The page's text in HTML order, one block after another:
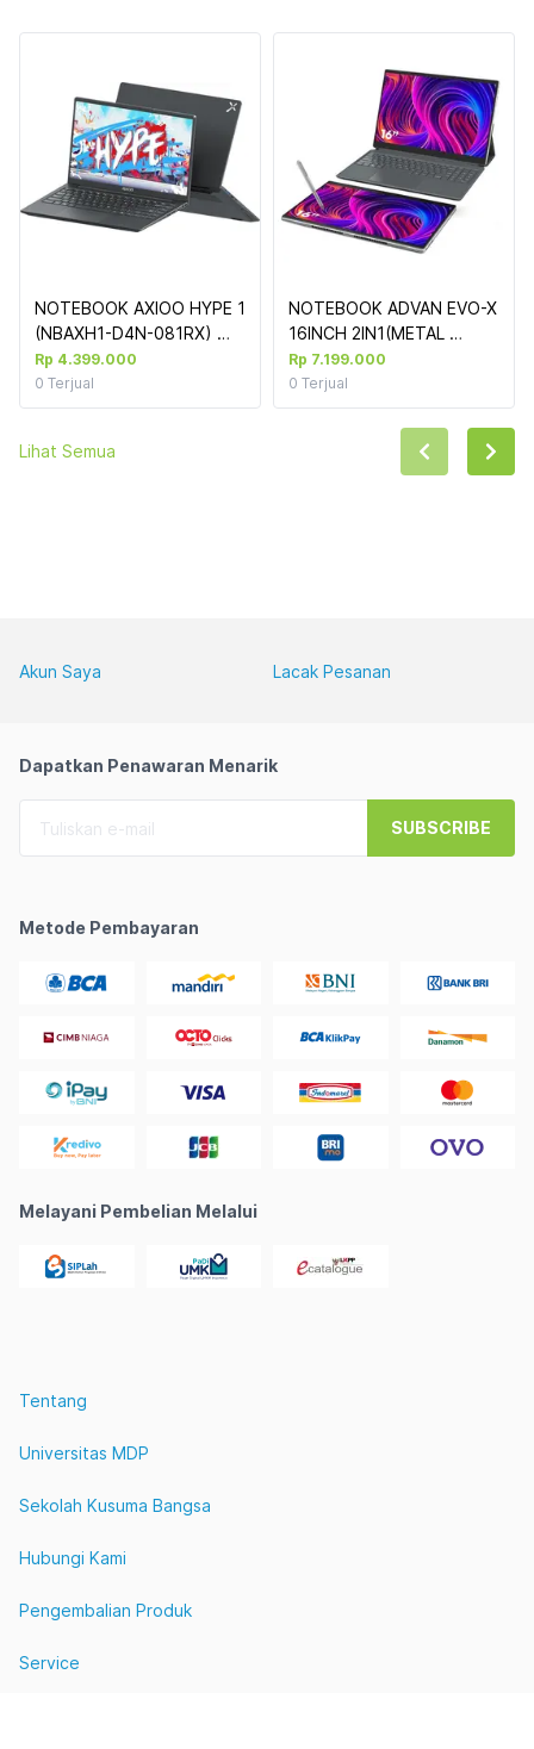
NOTEBOOK AXIOO HYPE 1
(NBAXH1-D4N-081RX)
GREY : INTEL CELERON
N4020,8GB,128GB SSD
M2,14"FHD, DOS (NO TAS)
Rp 4.399.000
0 Terjual
NOTEBOOK ADVAN EVO-X
16INCH 2IN1(METAL
BODY) : INTEL CORE I3-
1215U ,12GB
LPDDR5,512GB
NVME,2,5K DISPLAY IPS
TOUCH SCREEN,WIN 11
Rp 7.199.000
0 Terjual
Lihat Semua
Akun Saya Lacak Pesanan
Dapatkan Penawaran Menarik
SUBSCRIBE
Metode Pembayaran
Melayani Pembelian Melalui
Tentang
Universitas MDP
Sekolah Kusuma Bangsa
Hubungi Kami
Pengembalian Produk
Service